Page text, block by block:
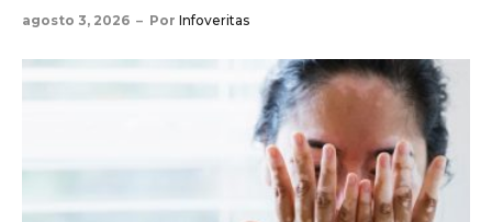
agosto 3, 2026 Por Infoveritas